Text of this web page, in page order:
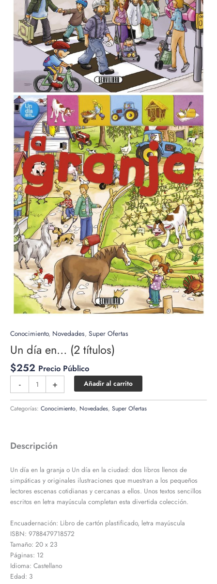
Conocimiento, Novedades,Super Ofertas
Un día en… (2 títulos)
$252 Precio Público
-
día
en...
(2
+ Añadir al carrito
Categorías:Conocimiento, Novedades,Super Ofertas
Descripción
Un día en la granja o Un día en la ciudad: dos libros llenos de
simpáticas y originales ilustraciones que muestran a los pequeños
lectores escenas cotidianas y cercanas a ellos. Unos textos sencillos
escritos en letra mayúscula completan esta divertida colección.
Encuadernación: Libro de cartón plastificado, letra mayúscula
ISBN: 9788479718572
Tamaño: 20 x 23
Páginas: 12
Idioma: Castellano
Edad: 3